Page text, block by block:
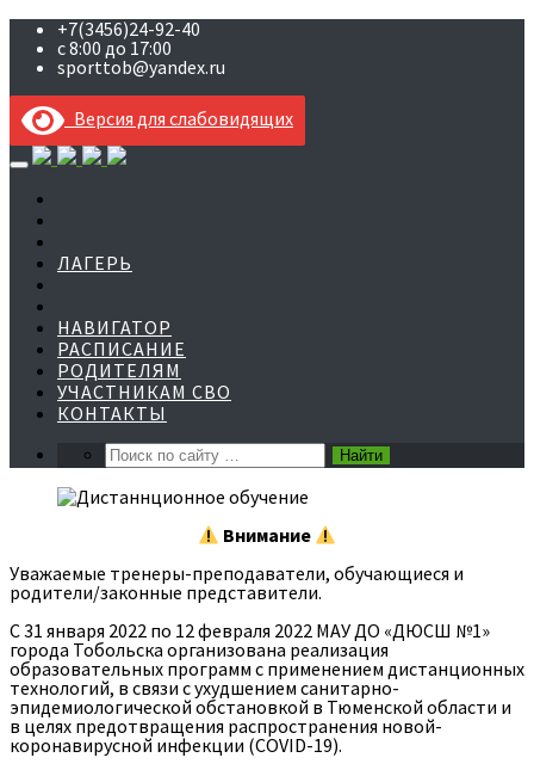
+7(3456)24-92-40
с 8:00 до 17:00
sporttob@yandex.ru
Версия для слабовидящих
Skip
to
content
ЛАГЕРЬ
НАВИГАТОР
РАСПИСАНИЕ
РОДИТЕЛЯМ
УЧАСТНИКАМ СВО
КОНТАКТЫ
Внимание
Уважаемые тренеры-преподаватели, обучающиеся и
родители/законные представители.
С 31 января 2022 по 12 февраля 2022 МАУ ДО «ДЮСШ №1»
города Тобольска организована реализация
образовательных программ с применением дистанционных
технологий, в связи с ухудшением санитарно-
эпидемиологической обстановкой в Тюменской области и
в целях предотвращения распространения новой-
коронавирусной инфекции (COVID-19).